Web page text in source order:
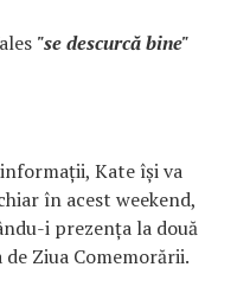
"se descurcă bine"
Kate își va
în acest weekend,
i prezența la două
Ziua Comemorării.